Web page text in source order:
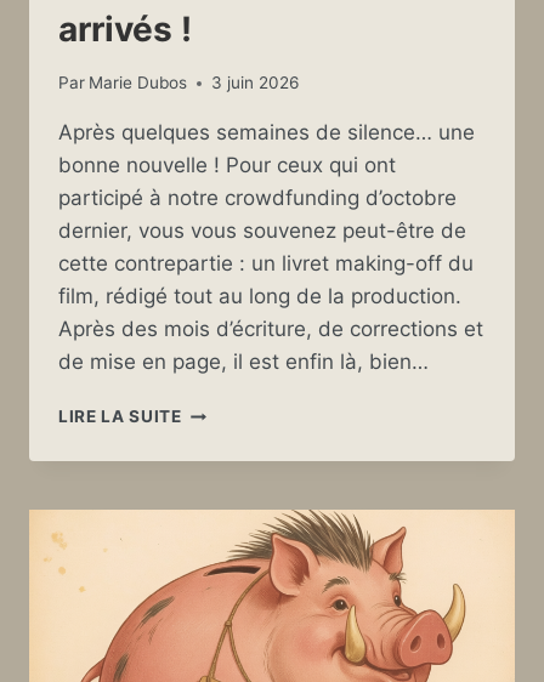
arrivés !
Par Marie Dubos 3 juin 2026
Après quelques semaines de silence… une
bonne nouvelle ! Pour ceux qui ont
participé à notre crowdfunding d’octobre
dernier, vous vous souvenez peut-être de
cette contrepartie : un livret making-off du
film, rédigé tout au long de la production.
Après des mois d’écriture, de corrections et
de mise en page, il est enfin là, bien…
LIRE LA SUITELES
DE
SONT
ARRIVÉS